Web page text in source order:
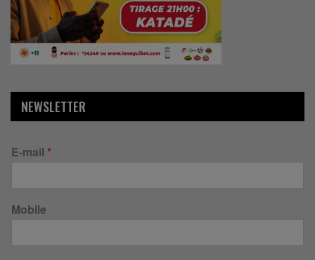
NEWSLETTER
E-mail *
Mobile